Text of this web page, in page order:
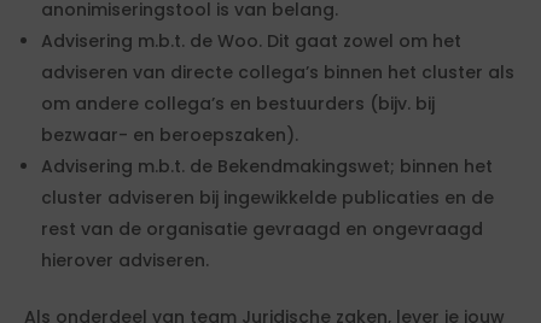
anonimiseringstool is van belang.
Advisering m.b.t. de Woo. Dit gaat zowel om het
adviseren van directe collega’s binnen het cluster als
om andere collega’s en bestuurders (bijv. bij
bezwaar- en beroepszaken).
Advisering m.b.t. de Bekendmakingswet; binnen het
cluster adviseren bij ingewikkelde publicaties en de
rest van de organisatie gevraagd en ongevraagd
hierover adviseren.
Als onderdeel van team Juridische zaken, lever je jouw